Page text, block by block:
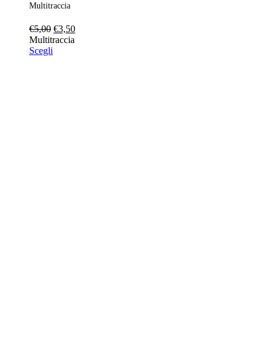
Multitraccia
€5,00 Il
prezzo
€3,50Il
Multitraccia
Scegli